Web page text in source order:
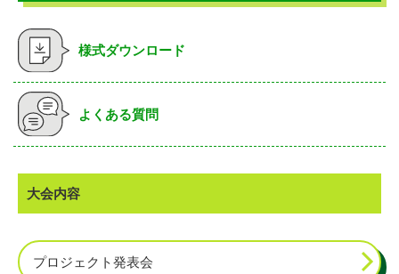
様式ダウンロード
よくある質問
大会内容
プロジェクト発表会